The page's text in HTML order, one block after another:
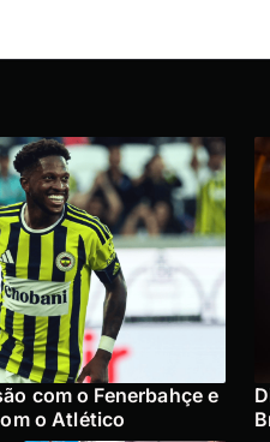
com o Fenerbahçe e
o Atlético